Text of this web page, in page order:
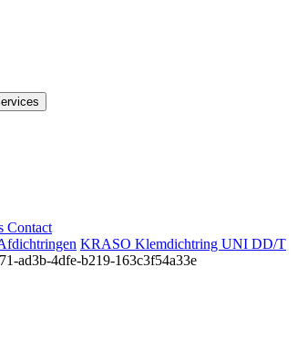
Contact
KRASO Klemdichtring UNI DD/T